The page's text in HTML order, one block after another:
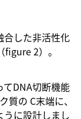
合した非活性化
2）。
DNA切断機能
の C末端に、
うに設計しまし